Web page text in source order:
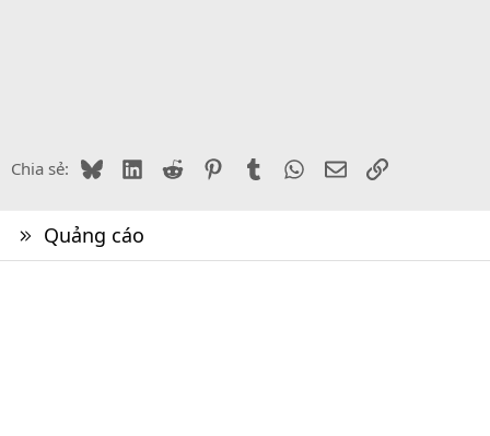
Chia sẻ: BlueskyLinkedIn
Reddit PinterestTumblr WhatsApp
EmailLink
Quảng cáo